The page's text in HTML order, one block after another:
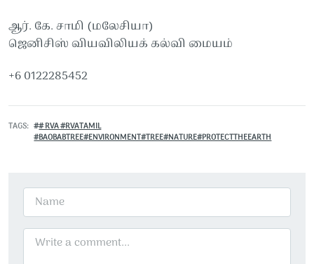
ஆர். கே. சாமி (மலேசியா)
ஜெனிசிஸ் வியவிலியக் கல்வி மையம்
+6 0122285452
TAGS
# RVA #RVATAMIL
#BAOBABTREE#ENVIRONMENT#TREE#NATURE#PROTECTTHEEARTH